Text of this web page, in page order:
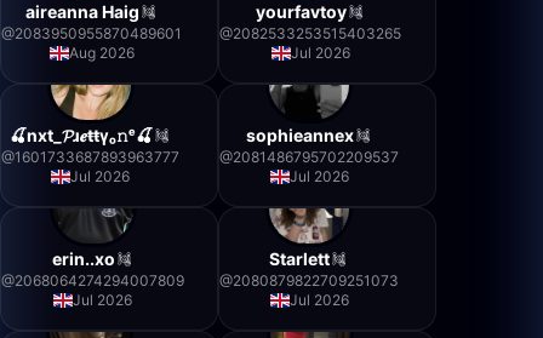
aireanna Haig
@2083950955870489601
Aug 2026
yourfavtoy
@2082533253515403265
Jul 2026
🍒nxt_𝓟ɹ𝒆ŧŧγₒ𝚗ᵉ🍒
@1601733687893963777
Jul 2026
sophieannex
@2081486795702209537
Jul 2026
erin..xo
@2068064274294007809
Jul 2026
Starlett
@2080879822709251073
Jul 2026